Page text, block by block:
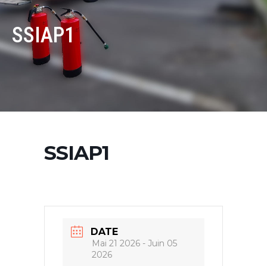
SSIAP1
SSIAP1
DATE
Mai 21 2026 - Juin 05
2026